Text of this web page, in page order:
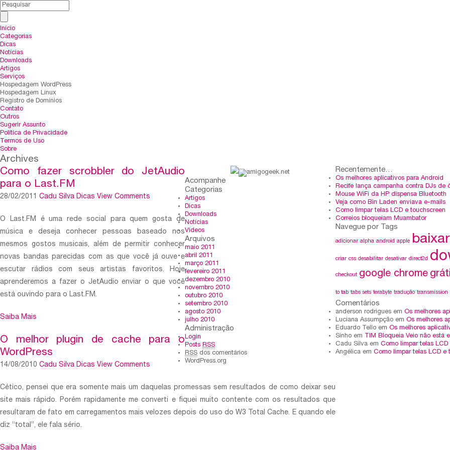
Início
Categorias
Dicas
Notícias
Downloads
Artigos
Serviços
Hospedagem WordPress
Hospedagem Linux
Registro de Domínios
Contato
Outros
Sugerir Assunto
Política de Privacidade
Termos de Uso
Sobre
Archives
Acompanhe
Categorias
Artigos
Dicas
Downloads
Notícias
Vídeos
Arquivos
maio 2011
abril 2011
março 2011
fevereiro 2011
dezembro 2010
novembro 2010
outubro 2010
setembro 2010
agosto 2010
julho 2010
Administração
Login
Posts RSS
RSS dos comentários
WordPress.org
Como fazer scrobbler do JetAudio
para o Last.FM
28/02/2011 Cadu Silva Dicas View Comments
O Last.FM é uma rede social para quem gosta de
música e deseja conhecer pessoas baseado nos
mesmos gostos musicais, além de permitir conhecer
novas bandas parecidas com as que você já ouve e
escutar rádios com seus artistas favoritos. Hoje
aprenderemos a fazer o JetAudio enviar o que você
está ouvindo para o Last.FM.
Saiba Mais
O melhor plugin de cache para o
WordPress
14/08/2010 Cadu Silva Dicas View Comments
Cético, pensei que era somente mais um daquelas promessas sem resultados de como deixar seu
site mais rápido. Porém rapidamente me converti e fiquei muito contente com os resultados que
resultaram de fato em carregamentos mais velozes depois do uso do W3 Total Cache. E quando ele
diz “total”, ele fala sério.
Saiba Mais
Recentemente…
Os melhores aplicativos para Android
Recife lança campanha contra DJs de
Mouse WiFi da HP dispensa Bluetooth
Veja como Bin Laden enviava e-mails
Como limpar telas LCD e touchscreen
Correios bloqueiam Muambator
Navegue por Tags
adicionar alpha android apple baixar
criar css desabilitar desativar direct2d
checkout google chrome
to tab tabs sets terabyte tradução transmission
Comentários
anderson rodrigues em Os melhores
Luciana Assumpção em Os melhores
Eduardo Tello em Os melhores
Sinho em
TIM Bloqueia Veio não está
Cadu Silva em Como limpar telas LCD
Angélica em Como limpar telas LCD e